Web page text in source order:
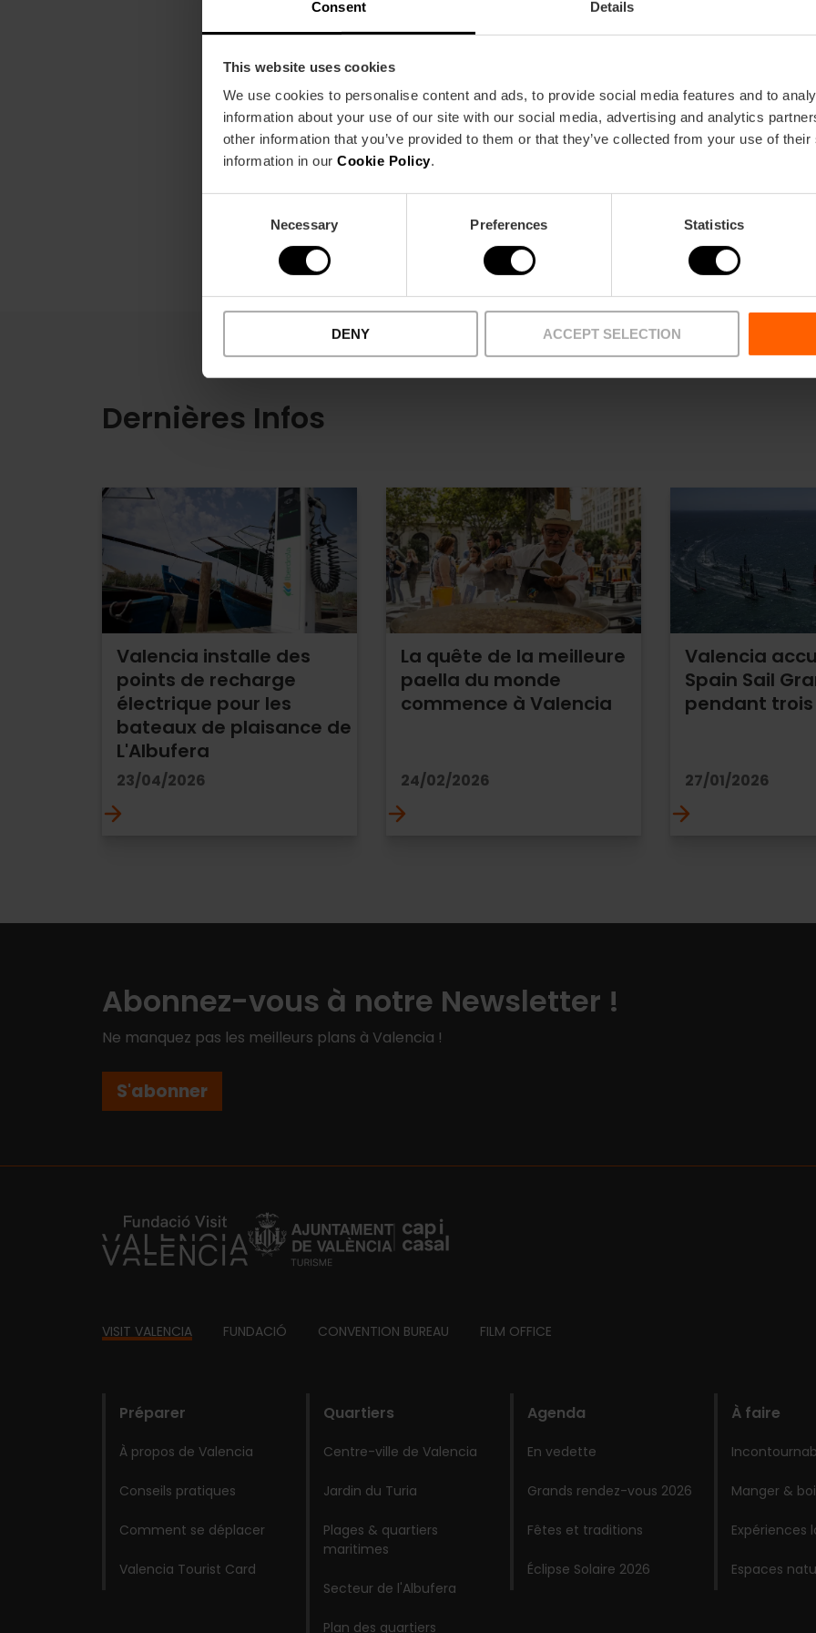
Consent Details
This website uses cookies
We use cookies to personalise content and ads, to provide social media features and to
information about your use of our site with our social media, advertising and analytics
other information that you’ve provided to them or that they’ve collected from your use of
information in our Cookie Policy.
Necessary Preferences Statistics
DENY ACCEPT SELECTION
l'air du parfum du jasmin avec l'arrivée du
d'arbre la plus présente dans le plus grand
décoratif(Citrus aurantium)dont le fruit n'est pas
000 kilos d'oranges sont récoltés, qui sont
Dernières Infos
Valencia installe des
points de recharge
électrique pour les
bateaux de plaisance de
L'Albufera
23/04/2026
La quête de la meilleure
paella du monde
commence à Valencia
24/02/2026
Valencia
Spain Sail
pendant trois
27/01/2026
Abonnez-vous à notre Newsletter !
Ne manquez pas les meilleurs plans à Valencia !
S'abonner
https://fundacion.visitvalencia.com/
Footer
VISIT VALENCIA FUNDACIÓ CONVENTION BUREAU FILM OFFICE
Préparer
À propos de Valencia
Conseils pratiques
Comment se déplacer
Valencia Tourist Card
Quartiers
Centre-ville de Valencia
Jardin du Turia
Plages & quartiers
maritimes
Secteur de l'Albufera
Plan des quartiers
Agenda
En vedette
Grands rendez-vous 2026
Fêtes et traditions
Éclipse Solaire 2026
À faire
Manger &
Expériences
Espaces